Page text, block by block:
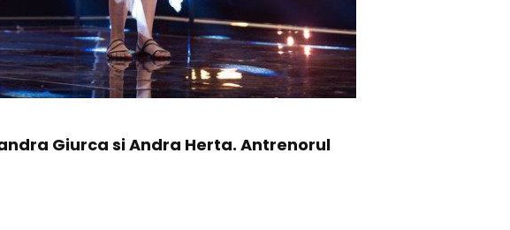
Giurca si Andra Herta. Antrenorul